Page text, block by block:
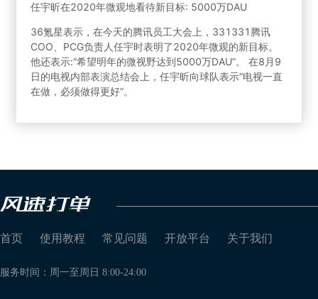
任宇昕在2020年微观地看待新目标: 5000万DAU
36氪星表示，在今天的腾讯员工大会上，331331腾讯
COO、PCG负责人任宇时表明了2020年微观的新目标。
他还表示:“希望明年的微视野达到5000万DAU”。 在8月9
日的电视内部表演总结会上，任宇昕向球队表示“电视一直
在做，必须做得更好”。
首页 使用教程 常见问题 开放平台 关于我们
服务时间：周一至周日 8:00-24:00